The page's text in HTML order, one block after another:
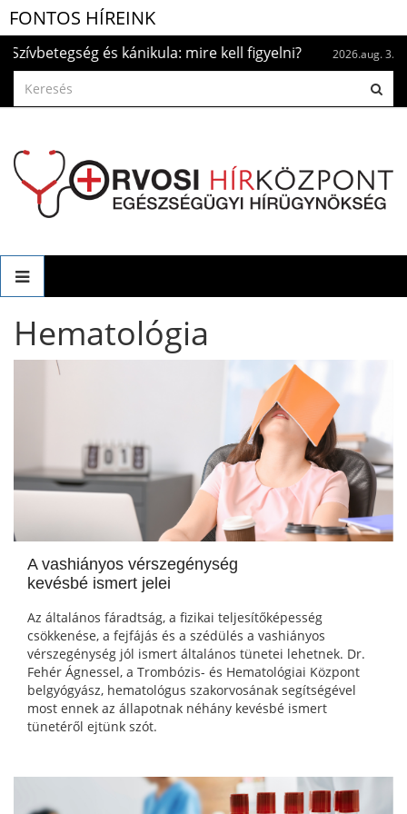
FONTOS HÍREINK
kell figyelni? 2026.aug. 3. Naptetoválás? Ha már
Hematológia
A vashiányos vérszegénység
kevésbé ismert jelei
Az általános fáradtság, a fizikai teljesítőképesség
csökkenése, a fejfájás és a szédülés a vashiányos
vérszegénység jól ismert általános tünetei lehetnek. Dr.
Fehér Ágnessel, a Trombózis- és Hematológiai Központ
belgyógyász, hematológus szakorvosának segítségével
most ennek az állapotnak néhány kevésbé ismert
tünetéről ejtünk szót.